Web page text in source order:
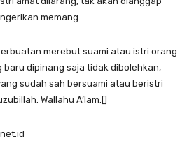
memang.
merebut suami atau istri orang
baru dipinang saja tidak dibolehkan,
sudah sah bersuami atau beristri
Wallahu A’lam.[]